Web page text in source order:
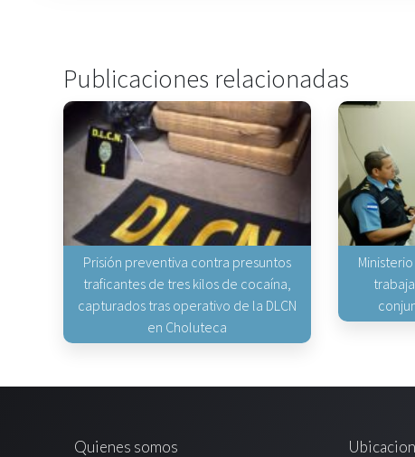
Publicaciones relacionadas
Prisión preventiva contra presuntos
traficantes de tres kilos de cocaína,
capturados tras operativo de la DLCN
en Choluteca
Quienes somos